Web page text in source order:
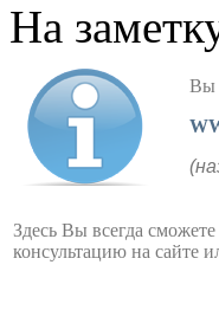
На
Вы
Здесь Вы всегда
консультацию на сайте